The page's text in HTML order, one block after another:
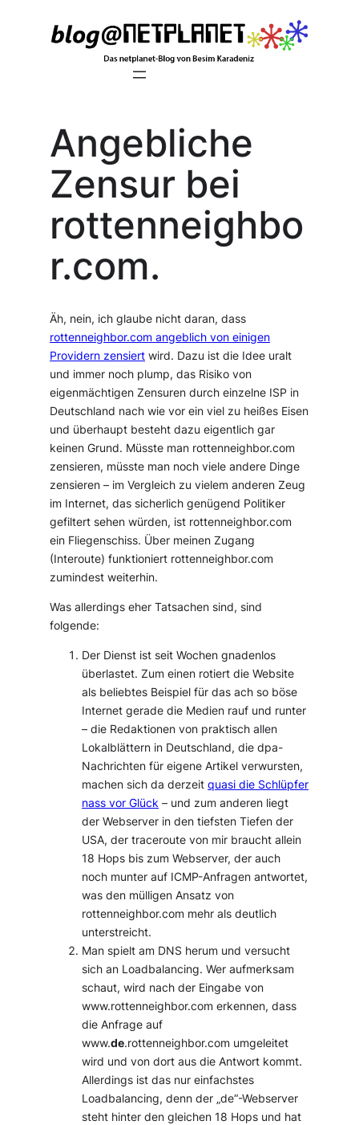
Angebliche
Zensur bei
rottenneighbo
r.com.
Äh, nein, ich glaube nicht daran, dass
rottenneighbor.com angeblich von einigen
Providern zensiert wird. Dazu ist die Idee uralt
und immer noch plump, das Risiko von
eigenmächtigen Zensuren durch einzelne ISP in
Deutschland nach wie vor ein viel zu heißes Eisen
und überhaupt besteht dazu eigentlich gar
keinen Grund. Müsste man rottenneighbor.com
zensieren, müsste man noch viele andere Dinge
zensieren – im Vergleich zu vielem anderen Zeug
im Internet, das sicherlich genügend Politiker
gefiltert sehen würden, ist rottenneighbor.com
ein Fliegenschiss. Über meinen Zugang
(Interoute) funktioniert rottenneighbor.com
zumindest weiterhin.
Was allerdings eher Tatsachen sind, sind
folgende:
Der Dienst ist seit Wochen gnadenlos
überlastet. Zum einen rotiert die Website
als beliebtes Beispiel für das ach so böse
Internet gerade die Medien rauf und runter
– die Redaktionen von praktisch allen
Lokalblättern in Deutschland, die dpa-
Nachrichten für eigene Artikel verwursten,
machen sich da derzeitquasi die Schlüpfer
nass vor Glück – und zum anderen liegt
der Webserver in den tiefsten Tiefen der
USA, der traceroute von mir braucht allein
18 Hops bis zum Webserver, der auch
noch munter auf ICMP-Anfragen antwortet,
was den mülligen Ansatz von
rottenneighbor.com mehr als deutlich
unterstreicht.
Man spielt am DNS herum und versucht
sich an Loadbalancing. Wer aufmerksam
schaut, wird nach der Eingabe von
www.rottenneighbor.com erkennen, dass
die Anfrage auf
www.de.rottenneighbor.com umgeleitet
wird und von dort aus die Antwort kommt.
Allerdings ist das nur einfachstes
Loadbalancing, denn der „de“-Webserver
steht hinter den gleichen 18 Hops und hat